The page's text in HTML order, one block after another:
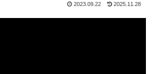
2023.09.22 2025.11.28